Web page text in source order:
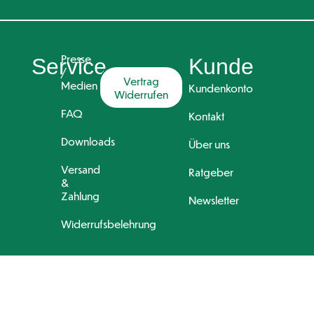
Service
Presse
/
Medien
FAQ
Downloads
Versand
&
Zahlung
Widerrufsbelehrung
Vertrag
Widerrufen
Kunde
Kundenkonto
Kontakt
Über uns
Ratgeber
Newsletter